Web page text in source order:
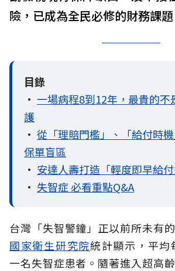
險，已成為全民必修的財務課題
目錄
• 一場病程8到12年，最貴的不
護
• 從「理賠門檻」、「給付時
保單盲區
• 安達人壽打造「輕度即早給
• 失智症 必看重點Q&A
台灣「失智警鐘」正以前所未有
國家衛生研究院統計顯示，平均
一名失智症患者。隨著進入超高